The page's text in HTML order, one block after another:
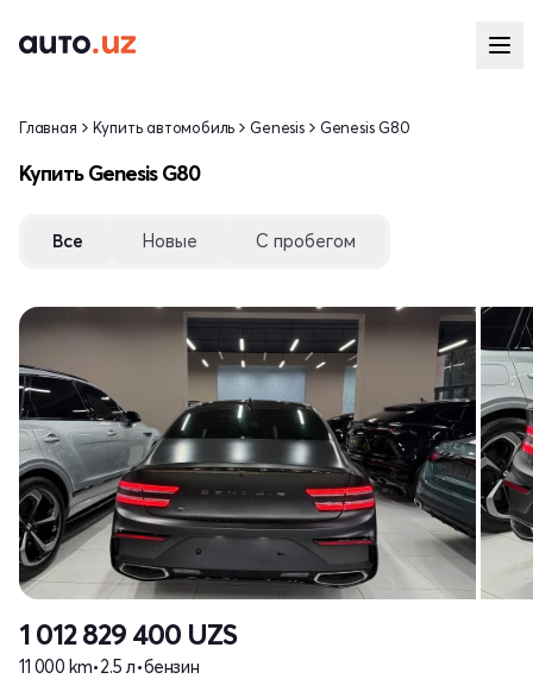
Главная Купить автомобиль Genesis Genesis G80
Купить Genesis G80
Все Новые С пробегом
1 012 829 400 UZS
11 000 km•2.5 л•бензин